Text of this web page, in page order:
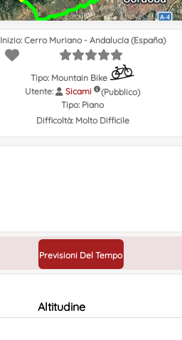
Inizio: Cerro Muriano - Andalucía (España)
Tipo: Mountain Bike
Utente:
Sicami
(Pubblico)
Tipo: Piano
Difficoltà: Molto Difficile
Previsioni Del Tempo
Altitudine